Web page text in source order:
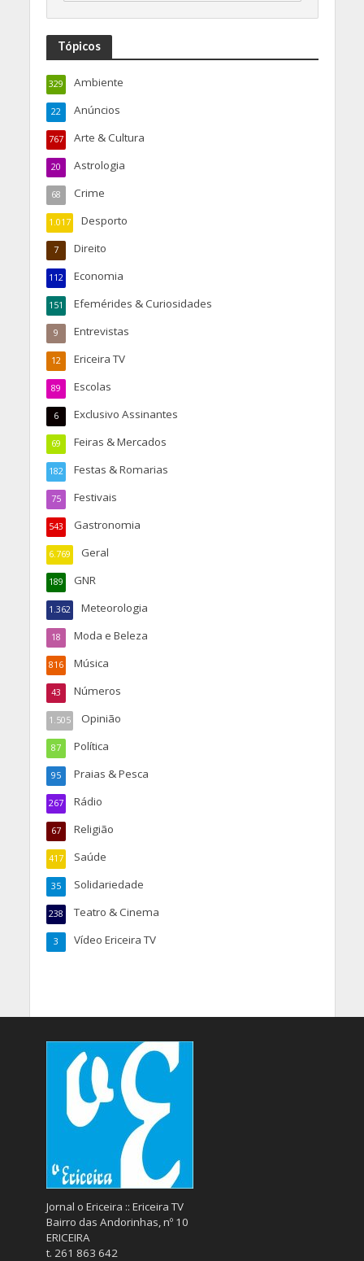
Tópicos
Ambiente
329
Anúncios
22
Arte & Cultura
767
Astrologia
20
Crime
68
Desporto
1.017
Direito
7
Economia
112
Efemérides & Curiosidades
151
Entrevistas
9
Ericeira TV
12
Escolas
89
Exclusivo Assinantes
6
Feiras & Mercados
69
Festas & Romarias
182
Festivais
75
Gastronomia
543
Geral
6.769
GNR
189
Meteorologia
1.362
Moda e Beleza
18
Música
816
Números
43
Opinião
1.505
Política
87
Praias & Pesca
95
Rádio
267
Religião
67
Saúde
417
Solidariedade
35
Teatro & Cinema
238
Vídeo Ericeira TV
3
Jornal o Ericeira :: Ericeira TV
Bairro das Andorinhas, nº 10
ERICEIRA
t. 261 863 642